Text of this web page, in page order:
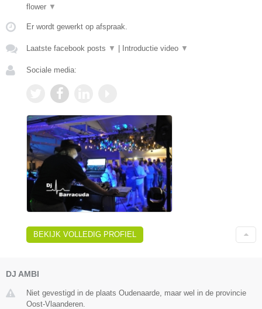
flower ▼
Er wordt gewerkt op afspraak.
Laatste facebook posts ▼ Introductie video ▼
Sociale media:
BEKIJK VOLLEDIG PROFIEL
DJ AMBI
Niet gevestigd in de plaats Oudenaarde, maar wel in de provincie
Oost-Vlaanderen.